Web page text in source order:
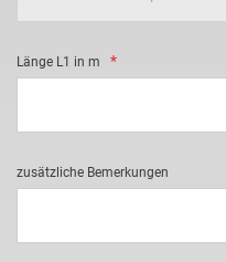
Länge L1 in m
zusätzliche Bemerkungen